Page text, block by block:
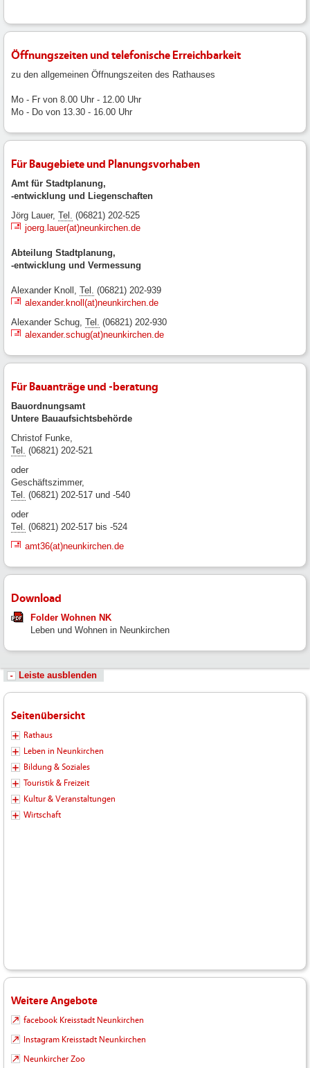
Öffnungszeiten und telefonische Erreichbarkeit
zu den allgemeinen Öffnungszeiten des Rathauses
Mo - Fr von 8.00 Uhr - 12.00 Uhr
Mo - Do von 13.30 - 16.00 Uhr
Für Baugebiete und Planungsvorhaben
Amt für Stadtplanung,
-entwicklung und Liegenschaften
Jörg Lauer, Tel.
(06821) 202-525
joerg.lauer(at)neunkirchen.de
Abteilung Stadtplanung,
-entwicklung und Vermessung
Alexander Knoll, Tel.
(06821) 202-939
alexander.knoll(at)neunkirchen.de
Alexander Schug, Tel.
(06821) 202-930
alexander.schug(at)neunkirchen.de
Für Bauanträge und -beratung
Bauordnungsamt
Untere Bauaufsichtsbehörde
Christof Funke,
Tel.
(06821) 202-521
oder
Geschäftszimmer,
Tel.
(06821) 202-517 und -540
oder
Tel.
(06821) 202-517 bis -524
amt36(at)neunkirchen.de
Download
Folder Wohnen NK
Leben und Wohnen in Neunkirchen
Leiste ausblenden
Seitenübersicht
Rathaus
Leben in Neunkirchen
Bildung & Soziales
Touristik & Freizeit
Kultur & Veranstaltungen
Wirtschaft
Weitere Angebote
facebook Kreisstadt Neunkirchen
Instagram Kreisstadt Neunkirchen
Neunkircher Zoo